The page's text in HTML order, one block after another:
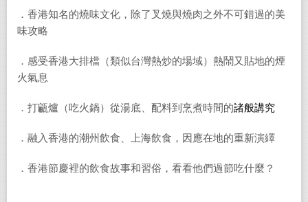
．香港知名的燒味文化，除了叉燒與燒肉之外不可錯過的美
味攻略
．感受香港大排檔（類似台灣熱炒的場域）熱鬧又貼地的煙
火氣息
．打甂爐（吃火鍋）從湯底、配料到烹煮時間的諸般講究
．融入香港的潮州飲食、上海飲食，因應在地的重新演繹
．香港節慶裡的飲食故事和習俗，看看他們過節吃什麼？